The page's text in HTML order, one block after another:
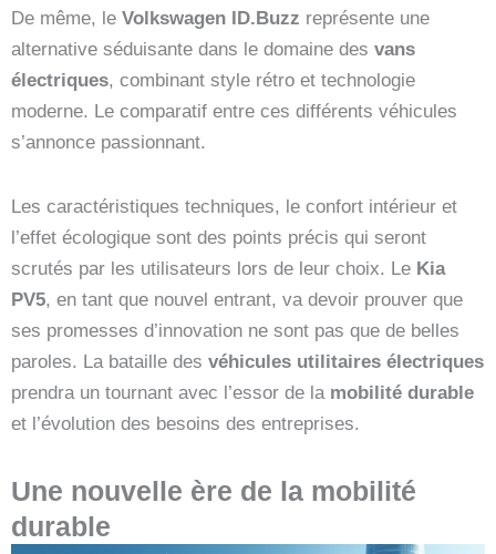
De même, le Volkswagen ID.Buzz représente une
alternative séduisante dans le domaine des vans
électriques, combinant style rétro et technologie
moderne. Le comparatif entre ces différents véhicules
s’annonce passionnant.
Les caractéristiques techniques, le confort intérieur et
l’effet écologique sont des points précis qui seront
scrutés par les utilisateurs lors de leur choix. Le Kia
PV5, en tant que nouvel entrant, va devoir prouver que
ses promesses d’innovation ne sont pas que de belles
paroles. La bataille des véhicules utilitaires électriques
prendra un tournant avec l’essor de la mobilité durable
et l’évolution des besoins des entreprises.
Une nouvelle ère de la mobilité
durable